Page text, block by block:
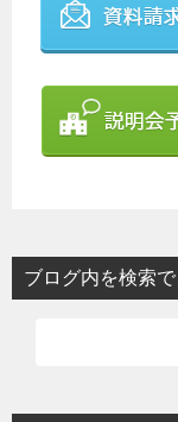
ブログ内を検索